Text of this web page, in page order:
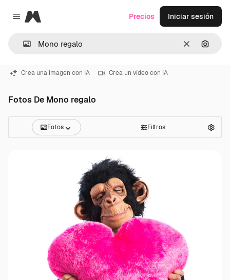
Close menu
Magnific
Borrar
Precios Iniciar sesión
Crea una imagen con IA Crea un vídeo con IA
Fotos De Mono regalo
Fotos Filtros